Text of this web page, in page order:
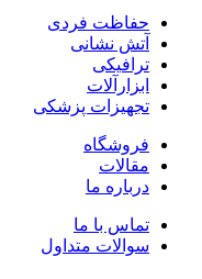
حفاظت فردی
آتش نشانی
ترافیکی
ابزارآلات
تجهیزات پزشکی
فروشگاه
مقالات
درباره ما
تماس با ما
سوالات متداول